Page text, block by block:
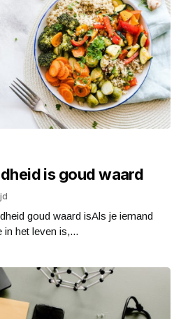
is goud waard
goud waard isAls je iemand
in het leven is,...